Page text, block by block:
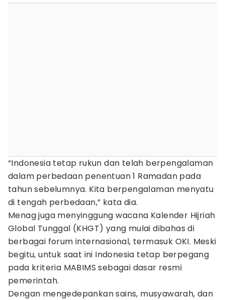
“Indonesia tetap rukun dan telah berpengalaman
dalam perbedaan penentuan 1 Ramadan pada
tahun sebelumnya. Kita berpengalaman menyatu
di tengah perbedaan,” kata dia.
Menag juga menyinggung wacana Kalender Hijriah
Global Tunggal (KHGT) yang mulai dibahas di
berbagai forum internasional, termasuk OKI. Meski
begitu, untuk saat ini Indonesia tetap berpegang
pada kriteria MABIMS sebagai dasar resmi
pemerintah.
Dengan mengedepankan sains, musyawarah, dan